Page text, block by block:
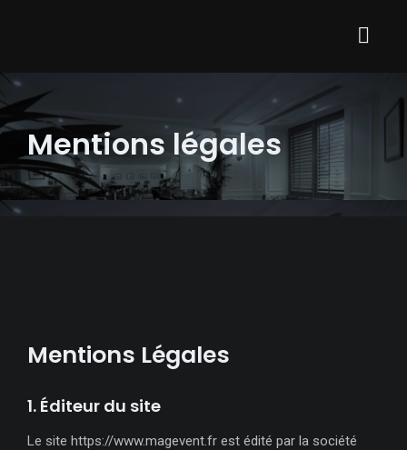
Mentions légales
Mentions Légales
1. Éditeur du site
Le site https://www.magevent.fr est édité par la société